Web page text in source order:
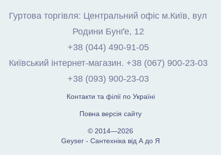
Гуртова торгівля: Центральний офіс м.Київ, вул
Родини Бунґе, 12
+38 (044) 490-91-05
Київський інтернет-магазин. +38 (067) 900-23-03
+38 (093) 900-23-03
Контакти та філії по Україні
Повна версія сайту
© 2014—2026
Geyser - Сантехніка від А до Я